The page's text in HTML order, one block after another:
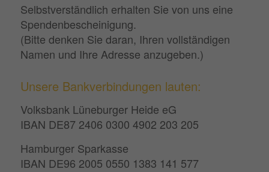
Selbstverständlich erhalten Sie von uns eine
Spendenbescheinigung.
(Bitte denken Sie daran, Ihren vollständigen
Namen und Ihre Adresse anzugeben.)
Unsere Bankverbindungen lauten:
Volksbank Lüneburger Heide eG
IBAN DE87 2406 0300 4902 203 205
Hamburger Sparkasse
IBAN DE96 2005 0550 1383 141 577